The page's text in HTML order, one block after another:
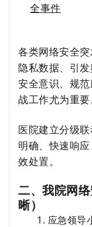
全事件
各类网络安全
隐私数据、引
安全意识、规
战工作尤为重要
医院建立分级
明确、快速响
效处置。
二、我院网
晰）
1. 应急领导